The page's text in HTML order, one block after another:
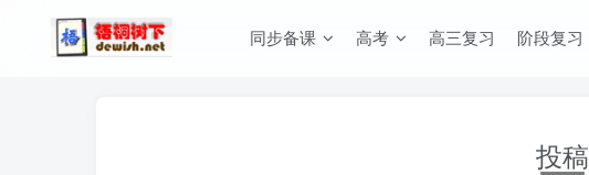
同步备课 高考 高三复习 阶段复习
投稿